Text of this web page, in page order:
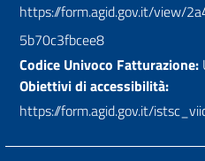
https://form.agid.gov.it/view/
5b70c3fbcee8
Codice Univoco Fatturazione:
Obiettivi di accessibilità:
https://form.agid.gov.it/